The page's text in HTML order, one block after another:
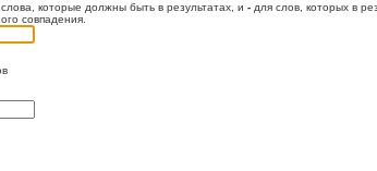
слова, которые должны быть в результатах, и - для слов, которых в
совпадения.